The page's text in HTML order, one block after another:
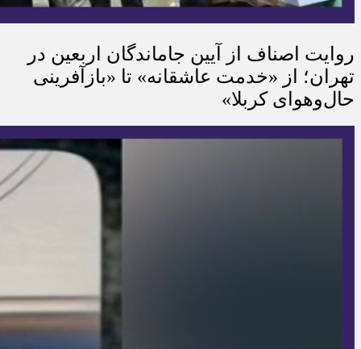
روایت اصناف از آیین جاماندگان اربعین در
تهران؛ از «خدمت عاشقانه» تا «بازآفرینی
حال‌وهوای کربلا»